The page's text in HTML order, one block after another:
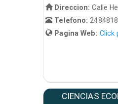
Direccion: Calle
Telefono:
Pagina Web: Click
CIENCIAS